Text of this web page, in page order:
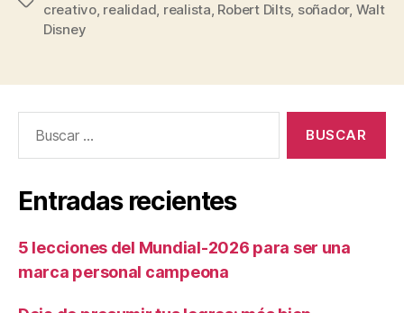
creativo, realidad, realista, Robert Dilts, soñador, Walt
Disney
Entradas recientes
5 lecciones del Mundial-2026 para ser una
marca personal campeona